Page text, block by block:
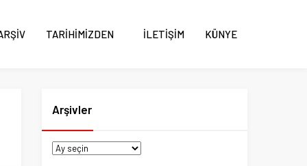
TARİHİMİZDEN İLETİŞİM KÜNYE
Arşivler